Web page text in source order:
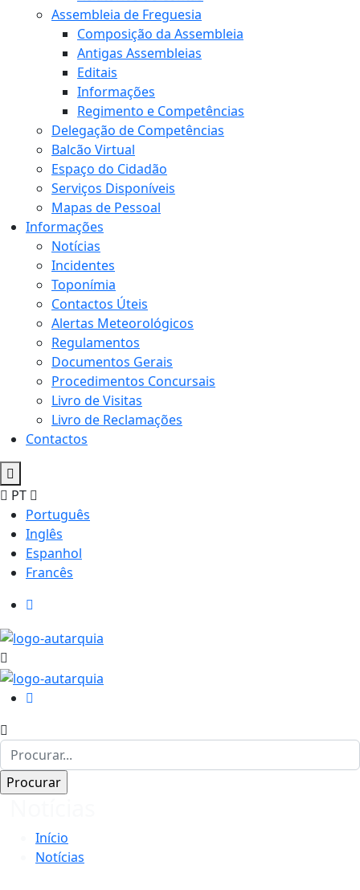
Assembleia de Freguesia
Composição da Assembleia
Antigas Assembleias
Editais
Informações
Regimento e Competências
Delegação de Competências
Balcão Virtual
Espaço do Cidadão
Serviços Disponíveis
Mapas de Pessoal
Informações
Notícias
Incidentes
Toponímia
Contactos Úteis
Alertas Meteorológicos
Regulamentos
Documentos Gerais
Procedimentos Concursais
Livro de Visitas
Livro de Reclamações
Contactos
PT
Português
Inglês
Espanhol
Francês
Início
Notícias